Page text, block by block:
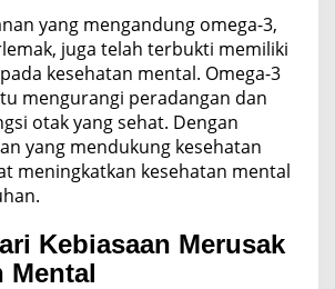
yang mengandung omega-3,
juga telah terbukti memiliki
kesehatan mental. Omega-3
mengurangi peradangan dan
otak yang sehat. Dengan
yang mendukung kesehatan
meningkatkan kesehatan mental
Kebiasaan Merusak
Mental